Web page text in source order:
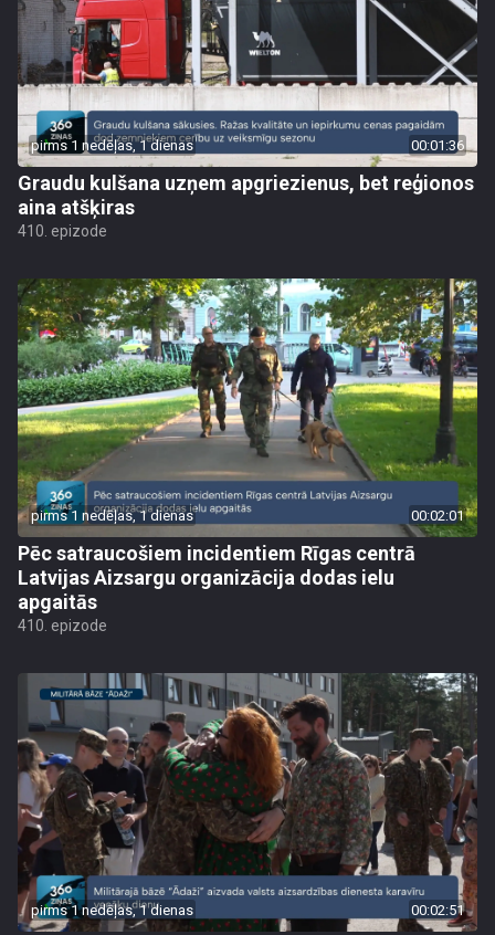
pirms 1 nedēļas, 1 dienas 00:01:36
Graudu kulšana uzņem apgriezienus, bet reģionos
aina atšķiras
410. epizode
pirms 1 nedēļas, 1 dienas 00:02:01
Pēc satraucošiem incidentiem Rīgas centrā
Latvijas Aizsargu organizācija dodas ielu
apgaitās
410. epizode
pirms 1 nedēļas, 1 dienas 00:02:51